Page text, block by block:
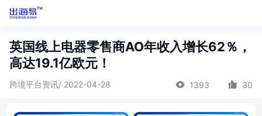
英国线上电器零售商AO年收入增长62％，
高达19.1亿欧元！
跨境平台资讯/ 2022-04-28 1393 30